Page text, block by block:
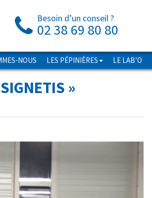
Besoin d’un conseil ?
02 38 69 80 80
NOUS LES PÉPINIÈRES LE LAB’O
»